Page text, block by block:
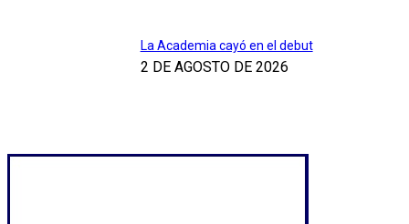
La Academia cayó en el debut
2 DE AGOSTO DE 2026